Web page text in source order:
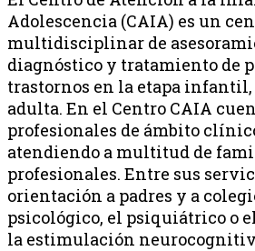
Adolescencia (CAIA) es un
multidisciplinar de
diagnóstico y tratamiento de
trastornos en la etapa infantil,
adulta. En el Centro CAIA
profesionales de ámbito
atendiendo a multitud de
profesionales. Entre sus
orientación a padres y a
psicológico, el psiquiátrico o
la estimulación